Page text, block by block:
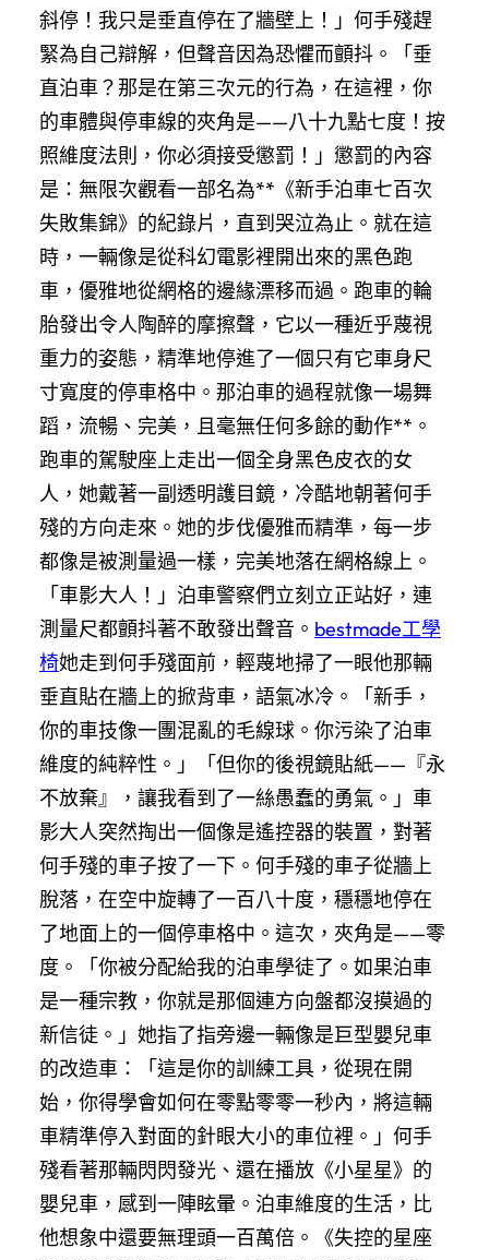
斜停！我只是垂直停在了牆壁上！」何手殘趕
緊為自己辯解，但聲音因為恐懼而顫抖。「垂
直泊車？那是在第三次元的行為，在這裡，你
的車體與停車線的夾角是——八十九點七度！按
照維度法則，你必須接受懲罰！」懲罰的內容
是：無限次觀看一部名為**《新手泊車七百次
失敗集錦》的紀錄片，直到哭泣為止。就在這
時，一輛像是從科幻電影裡開出來的黑色跑
車，優雅地從網格的邊緣漂移而過。跑車的輪
胎發出令人陶醉的摩擦聲，它以一種近乎蔑視
重力的姿態，精準地停進了一個只有它車身尺
寸寬度的停車格中。那泊車的過程就像一場舞
蹈，流暢、完美，且毫無任何多餘的動作**。
跑車的駕駛座上走出一個全身黑色皮衣的女
人，她戴著一副透明護目鏡，冷酷地朝著何手
殘的方向走來。她的步伐優雅而精準，每一步
都像是被測量過一樣，完美地落在網格線上。
「車影大人！」泊車警察們立刻立正站好，連
測量尺都顫抖著不敢發出聲音。 bestmade工學
椅她走到何手殘面前，輕蔑地掃了一眼他那輛
垂直貼在牆上的掀背車，語氣冰冷。「新手，
你的車技像一團混亂的毛線球。你污染了泊車
維度的純粹性。」「但你的後視鏡貼紙——『永
不放棄』，讓我看到了一絲愚蠢的勇氣。」車
影大人突然掏出一個像是遙控器的裝置，對著
何手殘的車子按了一下。何手殘的車子從牆上
脫落，在空中旋轉了一百八十度，穩穩地停在
了地面上的一個停車格中。這次，夾角是——零
度。「你被分配給我的泊車學徒了。如果泊車
是一種宗教，你就是那個連方向盤都沒摸過的
新信徒。」她指了指旁邊一輛像是巨型嬰兒車
的改造車：「這是你的訓練工具，從現在開
始，你得學會如何在零點零零一秒內，將這輛
車精準停入對面的針眼大小的車位裡。」何手
殘看著那輛閃閃發光、還在播放《小星星》的
嬰兒車，感到一陣眩暈。泊車維度的生活，比
他想象中還要無理頭一百萬倍。《失控的星座